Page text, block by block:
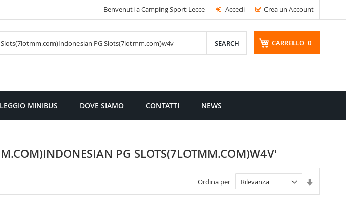
Benvenuti a Camping Sport Lecce Accedi Crea un Account
CARRELLO 0
MINIBUS DOVE SIAMO CONTATTI NEWS
PG SLOTS(7LOTMM.COM)W4V'
Ordina per